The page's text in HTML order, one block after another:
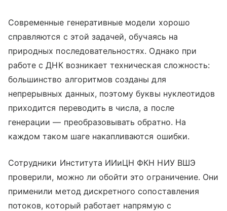
Современные генеративные модели хорошо
справляются с этой задачей, обучаясь на
природных последовательностях. Однако при
работе с ДНК возникает техническая сложность:
большинство алгоритмов созданы для
непрерывных данных, поэтому буквы нуклеотидов
приходится переводить в числа, а после
генерации — преобразовывать обратно. На
каждом таком шаге накапливаются ошибки.
Сотрудники Института ИИиЦН ФКН НИУ ВШЭ
проверили, можно ли обойти это ограничение. Они
применили метод дискретного сопоставления
потоков, который работает напрямую с